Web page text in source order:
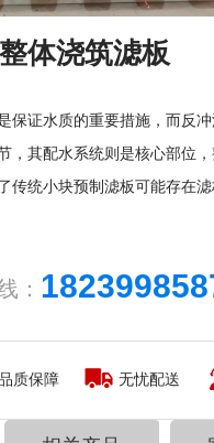
整体浇筑滤板
保证水质的重要措施，而反
，其配水系统则是核心部位
传统小块预制滤板可能存在
：
质保障 无忧配送